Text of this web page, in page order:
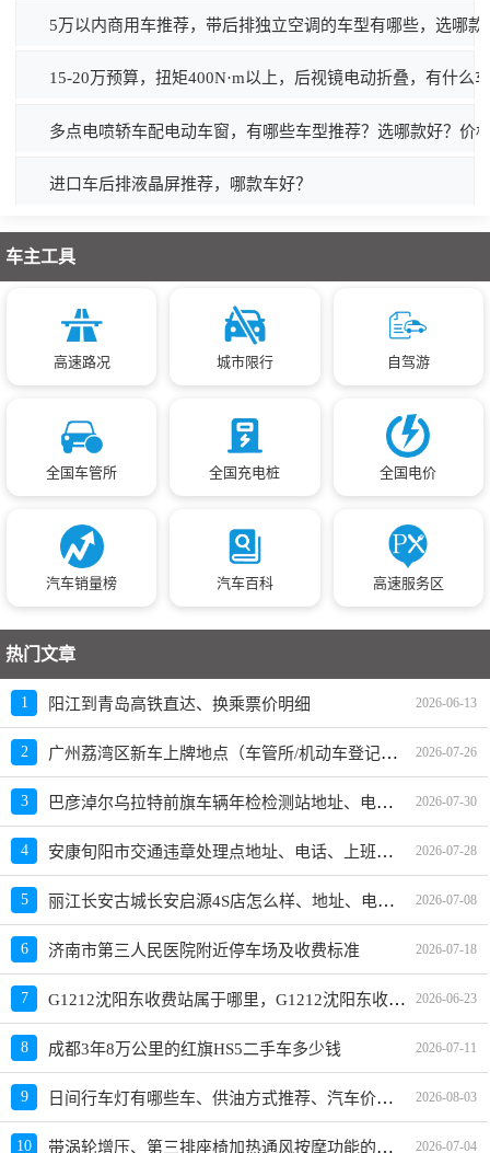
5万以内商用车推荐，带后排独立空调的车型有哪些，选哪款
15-20万预算，扭矩400N·m以上，后视镜电动折叠，有什么
多点电喷轿车配电动车窗，有哪些车型推荐？选哪款好？价
进口车后排液晶屏推荐，哪款车好？
车主工具
高速路况 城市限行 自驾游
全国车管所 全国充电桩 全国电价
汽车销量榜 汽车百科 高速服务区
热门文章
1 阳江到青岛高铁直达、换乘票价明细 2026-06-13
2 广州荔湾区新车上牌地点（车管所/机动车登记服务站）、上班时间、电话 2026-07-26
3 巴彦淖尔乌拉特前旗车辆年检检测站地址、电话、上班时间 2026-07-30
4 安康旬阳市交通违章处理点地址、电话、上班时间 2026-07-28
5 丽江长安古城长安启源4S店怎么样、地址、电话、上班时间查询 2026-07-08
6 济南市第三人民医院附近停车场及收费标准 2026-07-18
7 G1212沈阳东收费站属于哪里，G1212沈阳东收费站入口的详细地址 2026-06-23
8 成都3年8万公里的红旗HS5二手车多少钱 2026-07-11
9 日间行车灯有哪些车、供油方式推荐、汽车价格与选购指南 2026-08-03
10 带涡轮增压、第三排座椅加热通风按摩功能的车型推荐与价格 2026-07-04